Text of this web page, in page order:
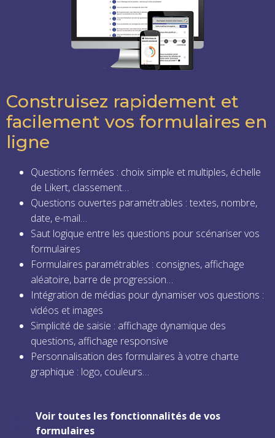
Construisez rapidement et
facilement vos formulaires en
ligne
Questions fermées : choix simple et multiples, échelle
de Likert, classement…
Questions ouvertes paramétrables : textes, nombre,
date, e-mail…
Saut logique entre les questions pour scénariser vos
formulaires
Formulaires paramétrables : consignes, affichage
aléatoire, barre de progression…
Intégration de médias pour dynamiser vos questions :
vidéos et images
Simplicité de saisie : affichage dynamique des
questions, affichage responsive
Personnalisation des formulaires à votre charte
graphique : logo, couleurs…
Voir toutes les fonctionnalités de vos
formulaires